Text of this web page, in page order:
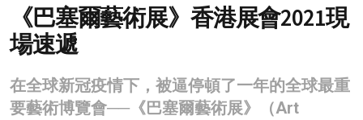
生活
健康
商業
科技
《巴塞爾藝術展》香港展會2021現
場速遞
在全球新冠疫情下，被逼停頓了一年的全球最重
要藝術博覽會──《巴塞爾藝術展》（Art